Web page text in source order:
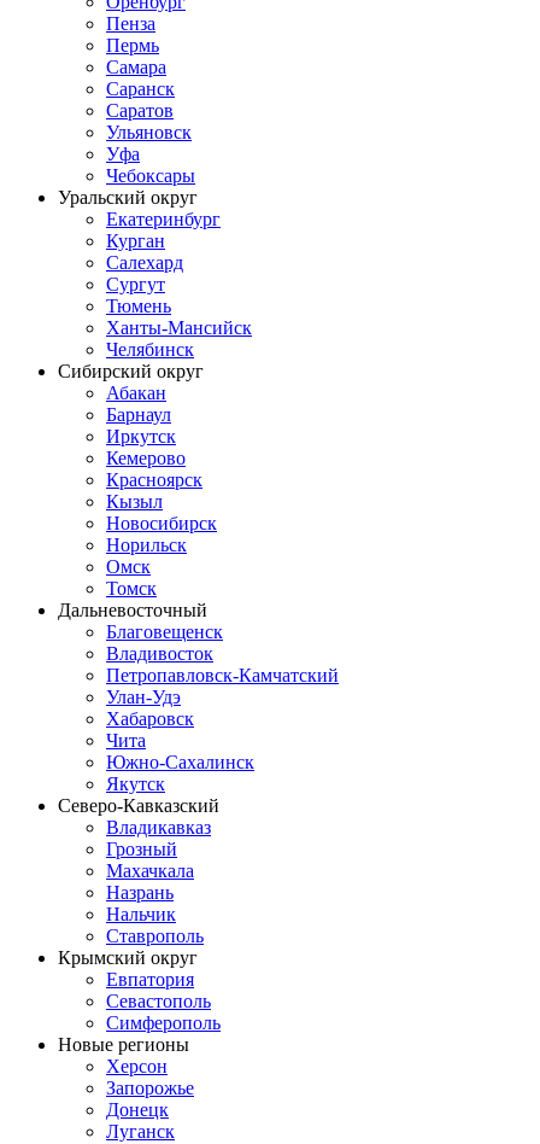
Пенза
Пермь
Самара
Саранск
Саратов
Ульяновск
Уфа
Чебоксары
Уральский округ
Екатеринбург
Курган
Салехард
Сургут
Тюмень
Ханты-Мансийск
Челябинск
Сибирский округ
Абакан
Барнаул
Иркутск
Кемерово
Красноярск
Кызыл
Новосибирск
Норильск
Омск
Томск
Дальневосточный
Благовещенск
Владивосток
Петропавловск-Камчатский
Улан-Удэ
Хабаровск
Чита
Южно-Сахалинск
Якутск
Северо-Кавказский
Владикавказ
Грозный
Махачкала
Назрань
Нальчик
Ставрополь
Крымский округ
Евпатория
Севастополь
Симферополь
Новые регионы
Херсон
Запорожье
Донецк
Луганск